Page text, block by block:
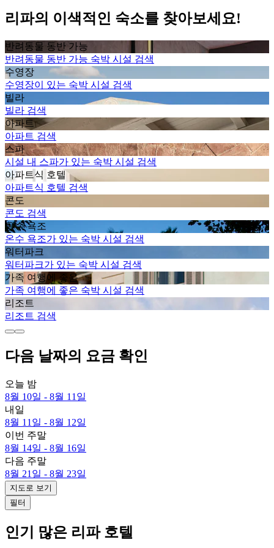
리파의 이색적인 숙소를 찾아보세요!
반려동물 동반 가능
반려동물 동반 가능 숙박 시설 검색
수영장
수영장이 있는 숙박 시설 검색
빌라
빌라 검색
아파트
아파트 검색
스파
시설 내 스파가 있는 숙박 시설 검색
아파트식 호텔
아파트식 호텔 검색
콘도
콘도 검색
온수 욕조
온수 욕조가 있는 숙박 시설 검색
워터파크
워터파크가 있는 숙박 시설 검색
가족 여행에 좋음
가족 여행에 좋은 숙박 시설 검색
리조트
리조트 검색
다음 날짜의 요금 확인
오늘 밤
8월 10일 - 8월 11일
내일
8월 11일 - 8월 12일
이번 주말
8월 14일 - 8월 16일
다음 주말
8월 21일 - 8월 23일
지도로 보기
필터
인기 많은 리파 호텔